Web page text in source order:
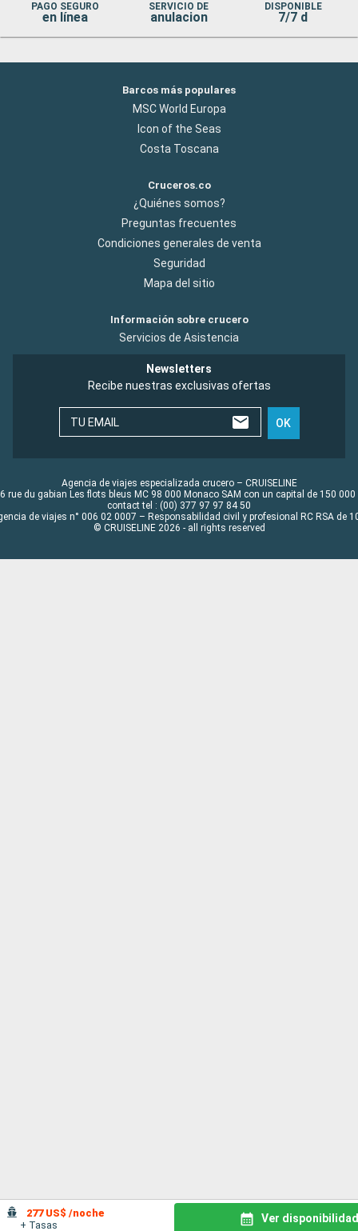
277 US$ /noche
+ Tasas
Ver disponibilidad
PAGO SEGURO
en línea
SERVICIO DE
anulacion
DISPONIBLE
7/7 d
Barcos más populares
MSC World Europa
Icon of the Seas
Costa Toscana
Cruceros.co
¿Quiénes somos?
Preguntas frecuentes
Condiciones generales de venta
Seguridad
Mapa del sitio
Información sobre crucero
Servicios de Asistencia
Newsletters
Recibe nuestras exclusivas ofertas
TU EMAIL OK
Agencia de viajes especializada crucero – CRUISELINE
rue du gabian Les flots bleus MC 98 000 Monaco SAM con un capital de 150 000
contact tel : (00) 377 97 97 84 50
de viajes n° 006 02 0007 – Responsabilidad civil y profesional RC RSA de
© CRUISELINE 2026 - all rights reserved